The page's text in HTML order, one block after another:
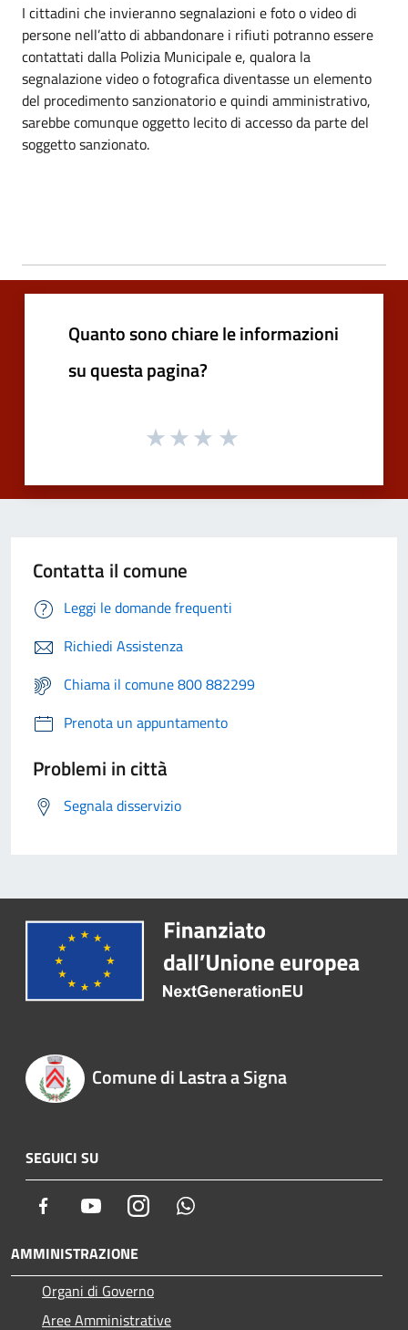
I cittadini che invieranno segnalazioni e foto o video di
persone nell’atto di abbandonare i rifiuti potranno essere
contattati dalla Polizia Municipale e, qualora la
segnalazione video o fotografica diventasse un elemento
del procedimento sanzionatorio e quindi amministrativo,
sarebbe comunque oggetto lecito di accesso da parte del
soggetto sanzionato.
Quanto sono chiare le informazioni
su questa pagina?
Contatta il comune
Leggi le domande frequenti
Richiedi Assistenza
Chiama il comune 800 882299
Prenota un appuntamento
Problemi in città
Segnala disservizio
Comune di Lastra a Signa
SEGUICI SU
Facebook YoutubeInstagram
AMMINISTRAZIONE
Organi di Governo
Aree Amministrative